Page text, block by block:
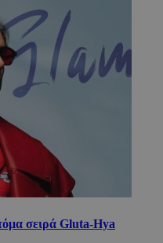
σειρά Gluta-Hya